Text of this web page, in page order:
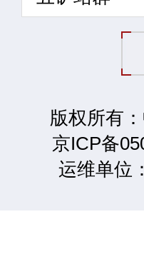
版权所有
京ICP备
运维单位